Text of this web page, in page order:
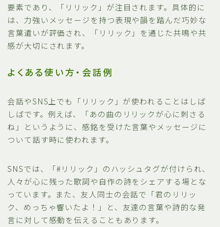
要素であり、「リリック」が注目されます。具体的に
は、力強いメッセージを持つ表現や韻を踏んだ巧妙な
言葉遣いが評価され、「リリック」を通じた共鳴や共
感が大切にされます。
よくある使い方・会話例
会話やSNS上でも「リリック」が使われることはしば
しばです。例えば、「あの曲のリリックが心に刺さる
ね」というように、感銘を受けた言葉やメッセージに
ついて話す時に使われます。
SNSでは、「#リリック」のハッシュタグが付けられ、
人々が心に残った歌詞や自作の詩をシェアする場とな
っています。また、友人同士の会話で「君のリリッ
ク、めっちゃ響いたよ！」と、友達の言葉や詩的な発
言に対して感動を伝えることもあります。